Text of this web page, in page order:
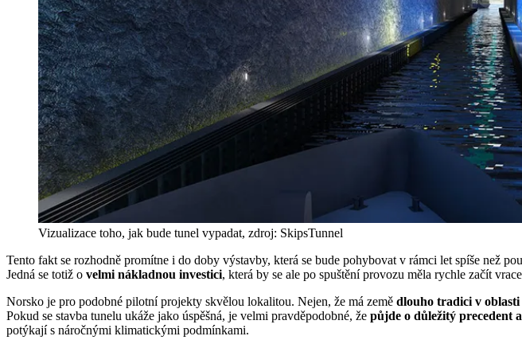
Vizualizace toho, jak bude tunel vypadat, zdroj: SkipsTunnel
Tento fakt se rozhodně promítne i do doby výstavby, která se bude pohybovat v rámci let spíše než
Jedná se totiž o velmi nákladnou investici, která by se ale po spuštění provozu měla rychle začít
Norsko je pro podobné pilotní projekty skvělou lokalitou. Nejen, že má země dlouho tradici v
Pokud se stavba tunelu ukáže jako úspěšná, je velmi pravděpodobné, že půjde o důležitý precedent
potýkají s náročnými klimatickými podmínkami.